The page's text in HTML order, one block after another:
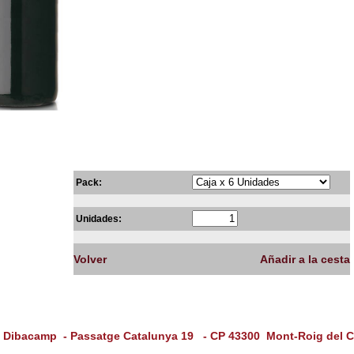
Pack:
Unidades:
Volver Añadir a la cesta
- Passatge Catalunya 19 - CP 43300 Mont-Roig del